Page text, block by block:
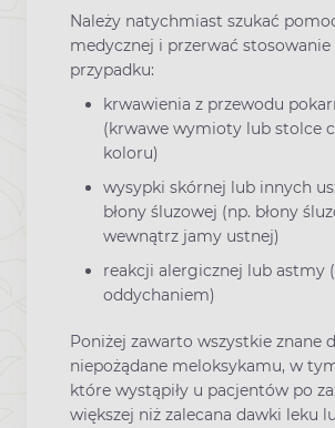
Należy natychmiast szukać
medycznej i przerwać
przypadku:
krwawienia z przewodu
(krwawe wymioty lub stolce
koloru)
wysypki skórnej lub innych
błony śluzowej (np. błony
wewnątrz jamy ustnej)
reakcji alergicznej lub astmy
oddychaniem)
Poniżej zawarto wszystkie znane
niepożądane meloksykamu, w
które wystąpiły u pacjentów po
większej niż zalecana dawki leku